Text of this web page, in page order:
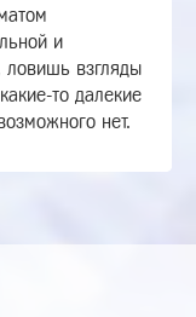
и
ловишь взгляды
то далекие
нет.